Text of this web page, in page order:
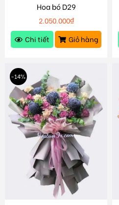
Hoa bó D29
2.050.000₫
Chi tiết
Giỏ hàng
-14%